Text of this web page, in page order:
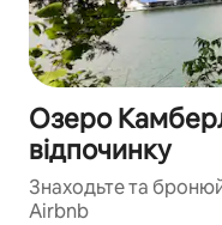
Озеро
відпочинку
Знаходьте та
Airbnb